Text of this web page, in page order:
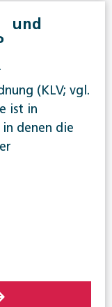
und
(KLV; vgl.
ist in
denen die